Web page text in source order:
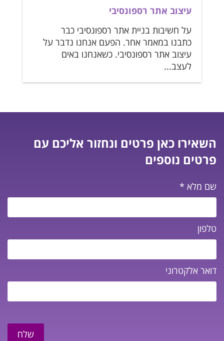
עיצוב אתר רספונסיבי
על חשיבות בניית אתר רספונסיבי כבר
כתבנו במאמר אחר. הפעם אנחנו נדבר על
עיצוב אתר רספונסיבי. כשאנחנו באים
לעצב...
השאירו כאן פרטים ונחזור אליכם עם
פרטים נוספים
שם מלא *
טלפון
דואר אלקטרוני
שלח